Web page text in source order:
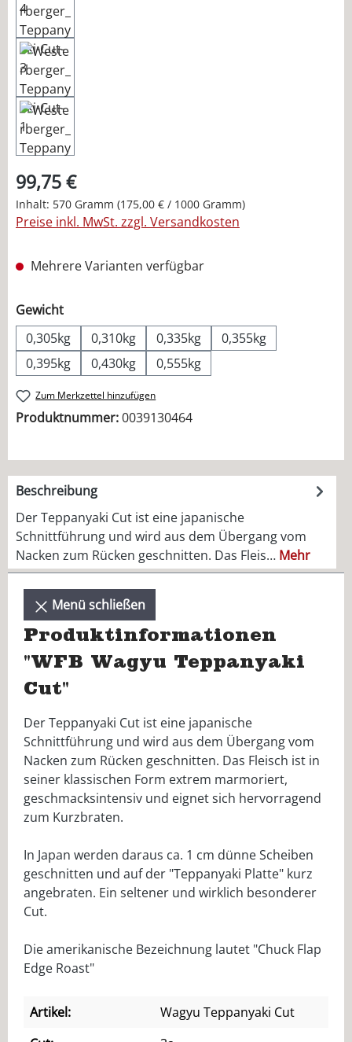
99,75 €
Inhalt: 570 Gramm (175,00 € / 1000 Gramm)
Preise inkl. MwSt. zzgl. Versandkosten
Mehrere Varianten verfügbar
Gewichtauswählen
0,305kg
0,310kg 0,335kg
0,355kg
0,395kg
0,430kg 0,555kg
Zum Merkzettel hinzufügen
Produktnummer:0039130464
Beschreibung
Der Teppanyaki Cut ist eine japanische
Schnittführung und wird aus dem Übergang vom
Nacken zum Rücken geschnitten. Das Fleis… Mehr
Menü schließen
Produktinformationen
"WFB Wagyu Teppanyaki
Cut"
Der Teppanyaki Cut ist eine japanische
Schnittführung und wird aus dem Übergang vom
Nacken zum Rücken geschnitten. Das Fleisch ist in
seiner klassischen Form extrem marmoriert,
geschmacksintensiv und eignet sich hervorragend
zum Kurzbraten.
In Japan werden daraus ca. 1 cm dünne Scheiben
geschnitten und auf der "Teppanyaki Platte" kurz
angebraten. Ein seltener und wirklich besonderer
Cut.
Die amerikanische Bezeichnung lautet "Chuck Flap
Edge Roast"
Artikel:
Wagyu Teppanyaki Cut